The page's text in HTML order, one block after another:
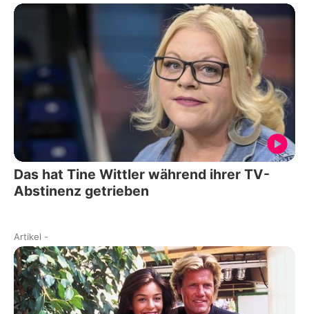
Das hat Tine Wittler während ihrer TV-
Abstinenz getrieben
Artikel -